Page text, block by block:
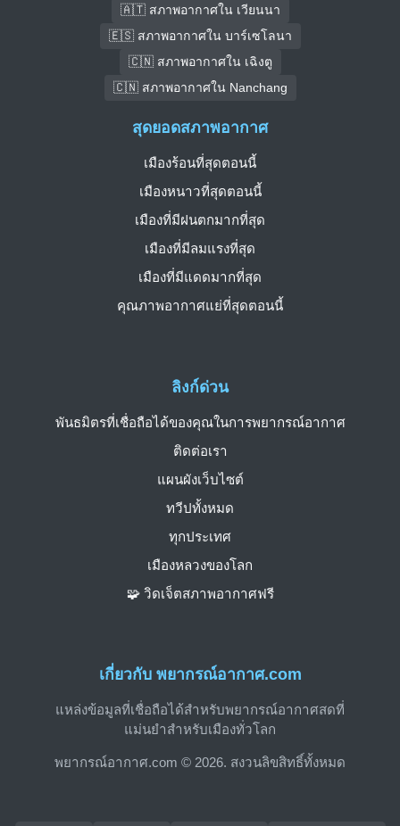
🇦🇹 สภาพอากาศใน เวียนนา
🇪🇸 สภาพอากาศใน บาร์เซโลนา
🇨🇳 สภาพอากาศใน เฉิงตู
🇨🇳 สภาพอากาศใน Nanchang
เกี่ยวกับ พยากรณ์อากาศ.com
แหล่งข้อมูลที่เชื่อถือได้สำหรับพยากรณ์อากาศสดที่
แม่นยำสำหรับเมืองทั่วโลก
พยากรณ์อากาศ.com © 2026. สงวนลิขสิทธิ์ทั้งหมด
ลิงก์ด่วน
พันธมิตรที่เชื่อถือได้ของคุณในการพยากรณ์อากาศ
ติดต่อเรา
แผนผังเว็บไซต์
ทวีปทั้งหมด
ทุกประเทศ
เมืองหลวงของโลก
🧩 วิดเจ็ตสภาพอากาศฟรี
สุดยอดสภาพอากาศ
เมืองร้อนที่สุดตอนนี้
เมืองหนาวที่สุดตอนนี้
เมืองที่มีฝนตกมากที่สุด
เมืองที่มีลมแรงที่สุด
เมืองที่มีแดดมากที่สุด
คุณภาพอากาศแย่ที่สุดตอนนี้